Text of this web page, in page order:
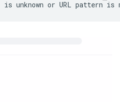
is unknown or URL pattern is